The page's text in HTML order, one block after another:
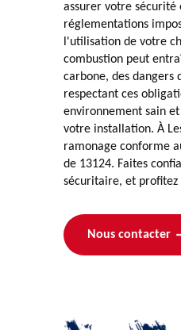
assurer votre sécurité
réglementations
l'utilisation de votre
combustion peut
carbone, des dangers
respectant ces
environnement sain
votre installation. À
ramonage conforme
de 13124. Faites
sécuritaire, et profitez
Nous contacter